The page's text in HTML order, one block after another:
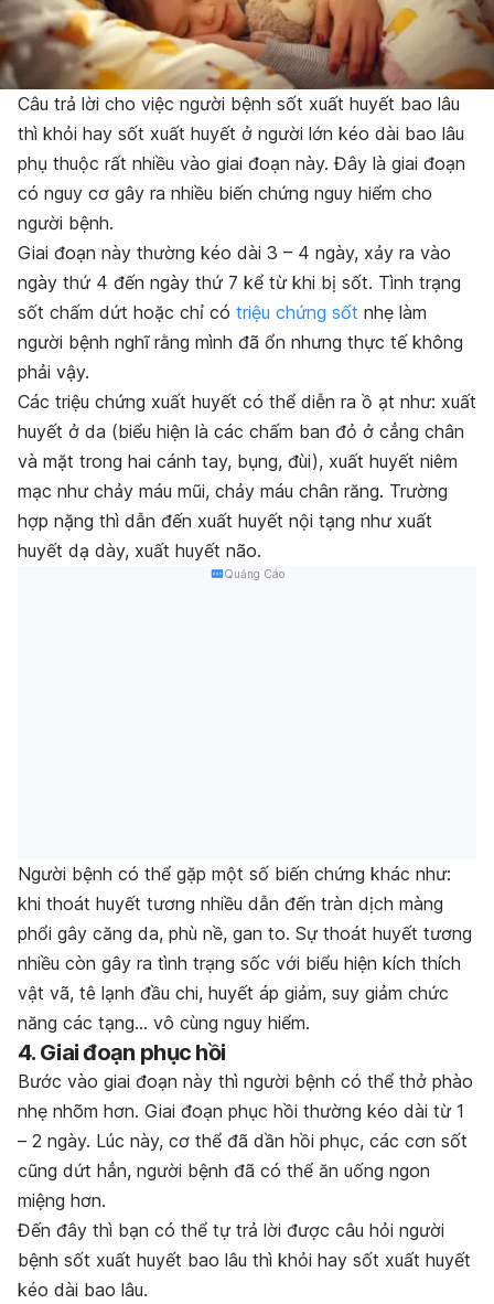
Câu trả lời cho việc người bệnh sốt xuất huyết bao lâu
thì khỏi hay sốt xuất huyết ở người lớn kéo dài bao lâu
phụ thuộc rất nhiều vào giai đoạn này. Đây là giai đoạn
có nguy cơ gây ra nhiều biến chứng nguy hiểm cho
người bệnh.
Giai đoạn này thường kéo dài 3 – 4 ngày, xảy ra vào
ngày thứ 4 đến ngày thứ 7 kể từ khi bị sốt. Tình trạng
sốt chấm dứt hoặc chỉ có triệu chứng sốt nhẹ làm
người bệnh nghĩ rằng mình đã ổn nhưng thực tế không
phải vậy.
Các triệu chứng xuất huyết có thể diễn ra ồ ạt như: xuất
huyết ở da (biểu hiện là các chấm ban đỏ ở cẳng chân
và mặt trong hai cánh tay, bụng, đùi), xuất huyết niêm
mạc như chảy máu mũi, chảy máu chân răng. Trường
hợp nặng thì dẫn đến xuất huyết nội tạng như xuất
huyết dạ dày, xuất huyết não.
Quảng Cáo
Người bệnh có thể gặp một số biến chứng khác như:
khi thoát huyết tương nhiều dẫn đến tràn dịch màng
phổi gây căng da, phù nề, gan to. Sự thoát huyết tương
nhiều còn gây ra tình trạng sốc với biểu hiện kích thích
vật vã, tê lạnh đầu chi, huyết áp giảm, suy giảm chức
năng các tạng… vô cùng nguy hiểm.
4. Giai đoạn phục hồi
Bước vào giai đoạn này thì người bệnh có thể thở phào
nhẹ nhõm hơn. Giai đoạn phục hồi thường kéo dài từ 1
– 2 ngày. Lúc này, cơ thể đã dần hồi phục, các cơn sốt
cũng dứt hẳn, người bệnh đã có thể ăn uống ngon
miệng hơn.
Đến đây thì bạn có thể tự trả lời được câu hỏi người
bệnh sốt xuất huyết bao lâu thì khỏi hay sốt xuất huyết
kéo dài bao lâu.